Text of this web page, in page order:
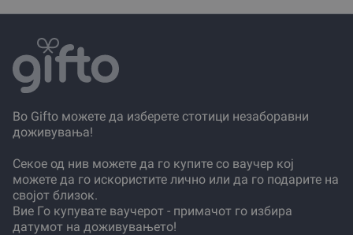
Во Gifto можете да изберете стотици незаборавни
доживувања!
Секое од нив можете да го купите со ваучер кој
можете да го искористите лично или да го подарите на
својот близок.
Вие Го купувате ваучерот - примачот го избира
датумот на доживувањето!